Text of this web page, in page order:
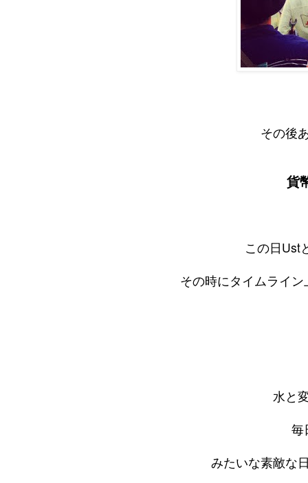
その後
貨
この日Ust
その時にタイムライ
水と
毎
みたいな素敵な